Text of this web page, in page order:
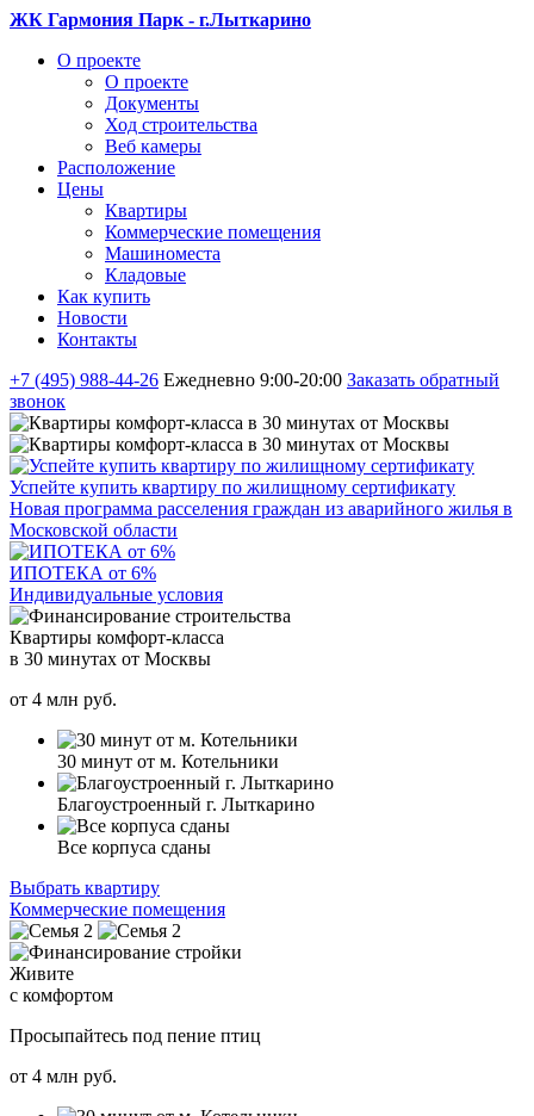
ЖК Гармония Парк - г.Лыткарино
О проекте
О проекте
Документы
Ход строительства
Веб камеры
Расположение
Цены
Квартиры
Коммерческие помещения
Машиноместа
Кладовые
Как купить
Новости
Контакты
+7 (495) 988-44-26 Ежедневно 9:00-20:00 Заказать обратный
звонок
Успейте купить квартиру по жилищному сертификату
Новая программа расселения граждан из аварийного жилья в
Московской области
ИПОТЕКА от 6%
Индивидуальные условия
Квартиры комфорт-класса
в 30 минутах от Москвы
от 4 млн руб.
30 минут от м. Котельники
Благоустроенный г. Лыткарино
Все корпуса сданы
Выбрать квартиру
Коммерческие помещения
Живите
с комфортом
Просыпайтесь под пение птиц
от 4 млн руб.